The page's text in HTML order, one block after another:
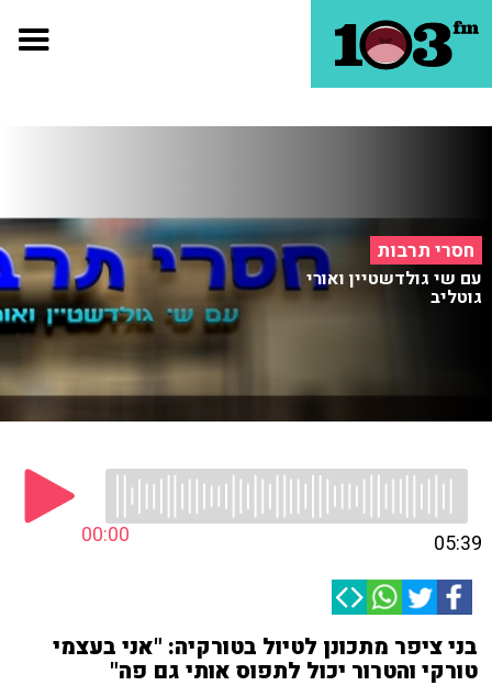
חסרי תרבות
עם שי גולדשטיין ואורי
גוטליב
00:00 05:39
בני ציפר מתכונן לטיול בטורקיה: "אני בעצמי
טורקי והטרור יכול לתפוס אותי גם פה"